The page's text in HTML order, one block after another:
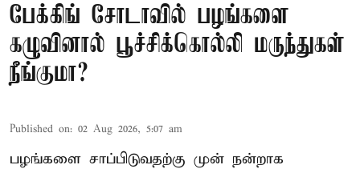
பேக்கிங் சோடாவில் பழங்களை
கழுவினால் பூச்சிக்கொல்லி மருந்துகள்
நீங்குமா?
Published on: 02 Aug 2026, 5:07 am
பழங்களை சாப்பிடுவதற்கு முன் நன்றாக